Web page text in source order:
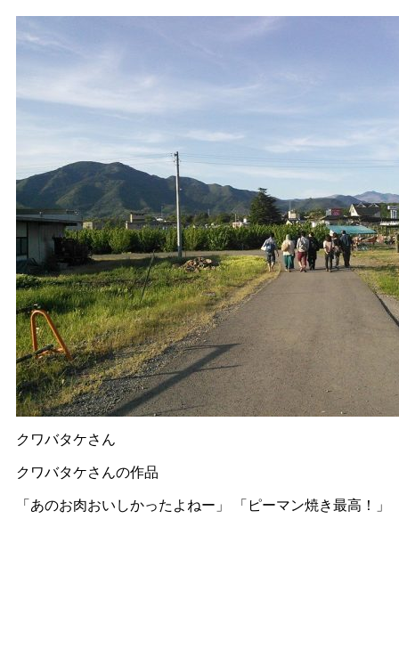
クワバタケさん
クワバタケさんの作品
「あのお肉おいしかったよねー」 「ピーマン焼き最高！